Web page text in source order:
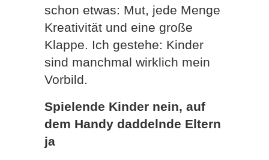
schon etwas: Mut, jede Menge
Kreativität und eine große
Klappe. Ich gestehe: Kinder
sind manchmal wirklich mein
Vorbild.
Spielende Kinder nein, auf
dem Handy daddelnde Eltern
ja